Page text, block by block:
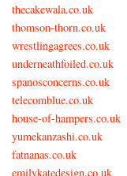
thecakewala.co.uk
thomson-thorn.co.uk
wrestlingagrees.co.uk
underneathfoiled.co.uk
spanosconcerns.co.uk
telecomblue.co.uk
house-of-hampers.co.uk
yumekanzashi.co.uk
fatnanas.co.uk
emilykatedesign.co.uk